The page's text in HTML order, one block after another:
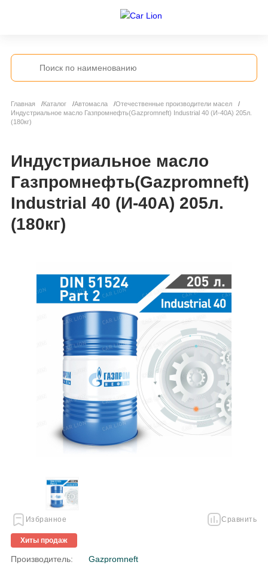
Главная Каталог Автомасла
Отечественные производители масел
Индустриальное масло Газпромнефть(Gazpromneft) Industrial 40 (И-40А) 205л.
(180кг)
Индустриальное масло
Газпромнефть(Gazpromneft)
Industrial 40 (И-40А) 205л.
(180кг)
Избранное Сравнить
Хиты продаж
Производитель: Gazpromneft